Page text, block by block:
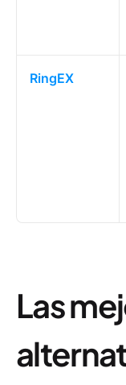
RingEX
Las